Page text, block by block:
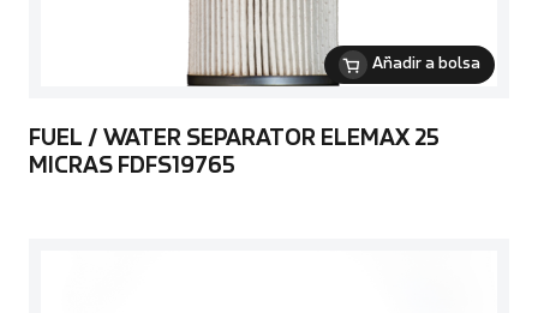
Añadir a bolsa
FUEL / WATER SEPARATOR ELEMAX 25
MICRAS FDFS19765